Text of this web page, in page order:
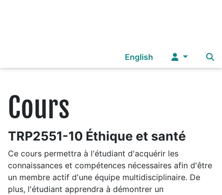
Sélectionnez votre langue
English
Cours
TRP2551-10 Éthique et santé
Ce cours permettra à l'étudiant d'acquérir les
connaissances et compétences nécessaires afin d'être
un membre actif d'une équipe multidisciplinaire. De
plus, l'étudiant apprendra à démontrer un